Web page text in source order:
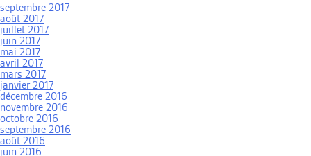
septembre 2017
août 2017
juillet 2017
juin 2017
mai 2017
avril 2017
mars 2017
janvier 2017
décembre 2016
novembre 2016
octobre 2016
septembre 2016
août 2016
juin 2016